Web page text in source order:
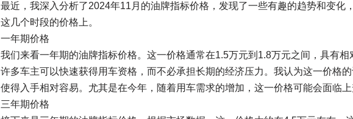
最近，我深入分析了2024年11月的油牌指标价格，发现了一些有趣的趋势和变化
这几个时段的价格上。
一年期价格
我们来看一年期的油牌指标价格。这一价格通常在1.5万元到1.8万元之间，具有相
许多车主可以快速获得用车资格，而不必承担长期的经济压力。我认为这一价格
使得入手相对容易。尤其是在今年，随着用车需求的增加，这一价格可能会面临上
三年期价格